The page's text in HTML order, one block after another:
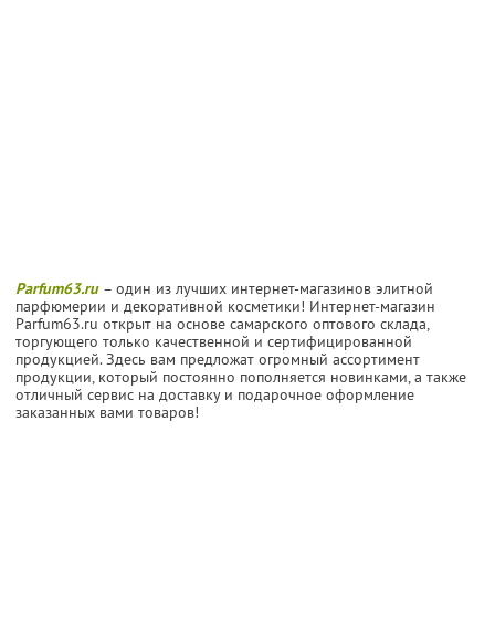
Parfum63.ru – один из лучших интернет-магазинов элитной
парфюмерии и декоративной косметики! Интернет-магазин
Parfum63.ru открыт на основе самарского оптового склада,
торгующего только качественной и сертифицированной
продукцией. Здесь вам предложат огромный ассортимент
продукции, который постоянно пополняется новинками, а также
отличный сервис на доставку и подарочное оформление
заказанных вами товаров!